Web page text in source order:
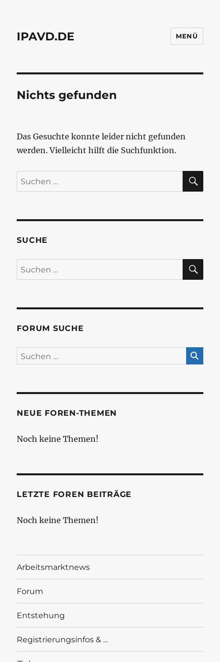
IPAVD.DE MENÜ
Nichts gefunden
Das Gesuchte konnte leider nicht gefunden
werden. Vielleicht hilft die Suchfunktion.
Suchen
nach:
SUCHE
Suchen
nach:
FORUM SUCHE
NEUE FOREN-THEMEN
Noch keine Themen!
LETZTE FOREN BEITRÄGE
Noch keine Themen!
Arbeitsmarktnews
Forum
Entstehung
Registrierungsinfos & …